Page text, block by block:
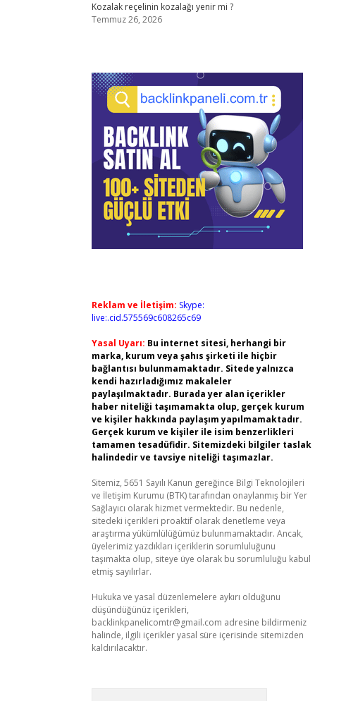
Kozalak reçelinin kozalağı yenir mi ?
Temmuz 26, 2026
Reklam ve İletişim: Skype:
live:.cid.575569c608265c69
Yasal Uyarı: Bu internet sitesi, herhangi bir
marka, kurum veya şahıs şirketi ile hiçbir
bağlantısı bulunmamaktadır. Sitede yalnızca
kendi hazırladığımız makaleler
paylaşılmaktadır. Burada yer alan içerikler
haber niteliği taşımamakta olup, gerçek kurum
ve kişiler hakkında paylaşım yapılmamaktadır.
Gerçek kurum ve kişiler ile isim benzerlikleri
tamamen tesadüfidir. Sitemizdeki bilgiler taslak
halindedir ve tavsiye niteliği taşımazlar.
Sitemiz, 5651 Sayılı Kanun gereğince Bilgi Teknolojileri
ve İletişim Kurumu (BTK) tarafından onaylanmış bir Yer
Sağlayıcı olarak hizmet vermektedir. Bu nedenle,
sitedeki içerikleri proaktif olarak denetleme veya
araştırma yükümlülüğümüz bulunmamaktadır. Ancak,
üyelerimiz yazdıkları içeriklerin sorumluluğunu
taşımakta olup, siteye üye olarak bu sorumluluğu kabul
etmiş sayılırlar.
Hukuka ve yasal düzenlemelere aykırı olduğunu
düşündüğünüz içerikleri,
backlinkpanelicomtr@gmail.com adresine bildirmeniz
halinde, ilgili içerikler yasal süre içerisinde sitemizden
kaldırılacaktır.